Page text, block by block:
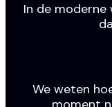
In de
We weten